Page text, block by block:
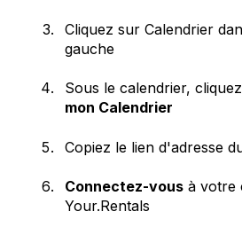
Cliquez sur Calendrier
gauche
Sous le calendrier,
mon Calendrier
Copiez le lien d'adresse
Connectez-vous à votre
Your.Rentals